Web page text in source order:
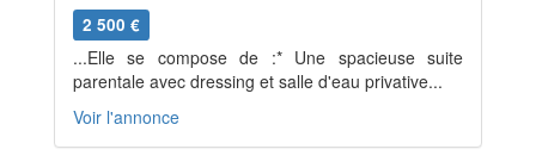
2 500 €
...Elle se compose de :* Une spacieuse suite
parentale avec dressing et salle d'eau privative...
Voir l'annonce